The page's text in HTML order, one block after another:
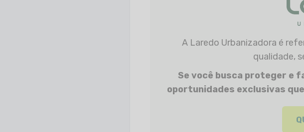
A Laredo Urbanizadora é referência em empreendimentos planejados com
qualidade,
Se você busca proteger e
oportunidades exclusivas